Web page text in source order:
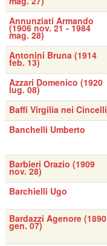
Annunziati Armando
(1906 nov. 21 - 1984
mag. 28)
Antonini Bruna (1914
feb. 13)
Azzari Domenico (1920
lug. 08)
Baffi Virgilia nei Cincelli
Banchelli Umberto
Barbieri Orazio (1909
nov. 28)
Barchielli Ugo
Bardazzi Agenore (1890
gen. 07)